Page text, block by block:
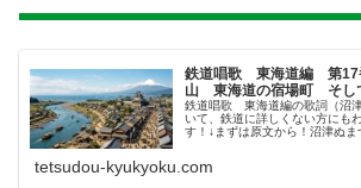
鉄道唱歌 東海道編 第17
山 東海道の宿場町 そし
鉄道唱歌 東海道編の歌詞（沼
いて、鉄道に詳しくない方にも
す！↓まずは原文から！沼津ぬま
tetsudou-kyukyoku.com